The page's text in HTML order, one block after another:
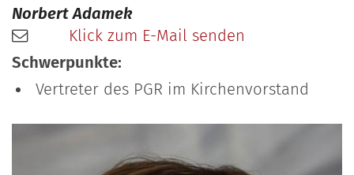
NorbertAdamek
Klick zum E-Mail senden
Schwerpunkte:
Vertreter des PGR im Kirchenvorstand